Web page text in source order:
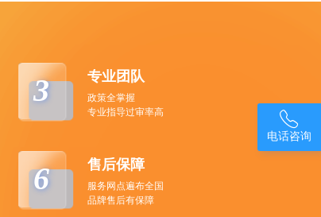
3 专业团队
政策全掌握
专业指导过审率高
6 售后保障
服务网点遍布全国
品牌售后有保障

电话咨询